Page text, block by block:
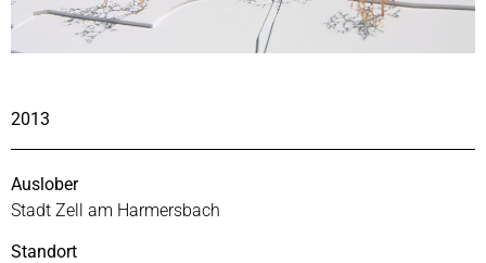
2013
Auslober
Stadt Zell am Harmersbach
Standort